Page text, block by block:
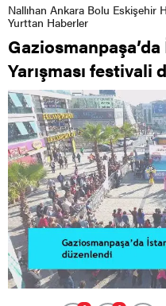
Nallıhan Ankara Bolu Eskişehir
Yurttan Haberler
Yarışması festivali